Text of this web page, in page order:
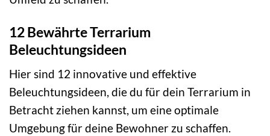
12 Bewährte Terrarium
Beleuchtungsideen
Hier sind 12 innovative und effektive
Beleuchtungsideen, die du für dein Terrarium in
Betracht ziehen kannst, um eine optimale
Umgebung für deine Bewohner zu schaffen.